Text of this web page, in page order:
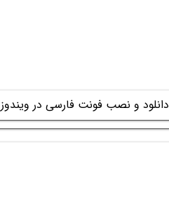
دانلود و نصب فونت فارسی در ویندوز 10 و 11